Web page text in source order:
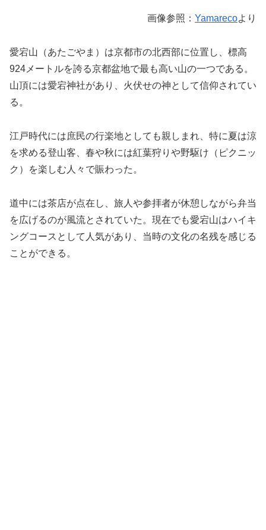
画像参照： Yamarecoより
愛宕山（あたごやま）は京都市の北西部に位置し、標高
924メートルを誇る京都盆地で最も高い山の一つである。
山頂には愛宕神社があり、火伏せの神として信仰されてい
る。
江戸時代には庶民の行楽地としても親しまれ、特に夏は涼
を求める登山客、春や秋には紅葉狩りや野駆け（ピクニッ
ク）を楽しむ人々で賑わった。
道中には茶店が点在し、旅人や参拝者が休憩しながら弁当
を広げるのが風流とされていた。現在でも愛宕山はハイキ
ングコースとして人気があり、当時の文化の名残を感じる
ことができる。